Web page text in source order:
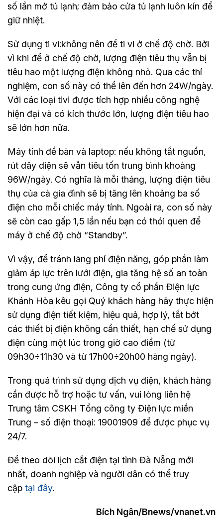
số lần mở tủ lạnh; đảm bảo cửa tủ lạnh luôn kín để
giữ nhiệt.
Sử dụng ti vi:không nên để ti vi ở chế độ chờ. Bởi
vì khi để ở chế độ chờ, lượng điện tiêu thụ vẫn bị
tiêu hao một lượng điện không nhỏ. Qua các thí
nghiệm, con số này có thể lên đến hơn 24W/ngày.
Với các loại tivi được tích hợp nhiều công nghệ
hiện đại và có kích thước lớn, lượng điện tiêu hao
sẽ lớn hơn nữa.
Máy tính để bàn và laptop: nếu không tắt nguồn,
rút dây diện sẽ vẫn tiêu tốn trung bình khoảng
96W/ngày. Có nghĩa là mỗi tháng, lượng điện tiêu
thụ của cả gia đình sẽ bị tăng lên khoảng ba số
điện cho mỗi chiếc máy tính. Ngoài ra, con số này
sẽ còn cao gấp 1,5 lần nếu bạn có thói quen để
máy ở chế độ chờ “Standby”.
Vì vậy, để tránh lãng phí điện năng, góp phần làm
giảm áp lực trên lưới điện, gia tăng hệ số an toàn
trong cung ứng điện, Công ty cổ phần Điện lực
Khánh Hòa kêu gọi Quý khách hàng hãy thực hiện
sử dụng điện tiết kiệm, hiệu quả, hợp lý, tắt bớt
các thiết bị điện không cần thiết, hạn chế sử dụng
điện cùng một lúc trong giờ cao điểm (từ
09h30÷11h30 và từ 17h00÷20h00 hàng ngày).
Trong quá trình sử dụng dịch vụ điện, khách hàng
cần được hỗ trợ hoặc tư vấn, vui lòng liên hệ
Trung tâm CSKH Tổng công ty Điện lực miền
Trung – số điện thoại: 19001909 để được phục vụ
24/7.
Để theo dõi lịch cắt điện tại tỉnh Đà Nẵng mới
nhất, doanh nghiệp và người dân có thể truy
cập tại đây.
Bích Ngân/Bnews/vnanet.vn